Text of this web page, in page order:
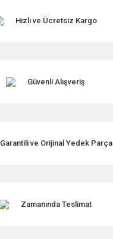
Hızlı ve Ücretsiz Kargo
Güvenli Alışveriş
Garantili ve Orijinal Yedek Parça
Zamanında Teslimat